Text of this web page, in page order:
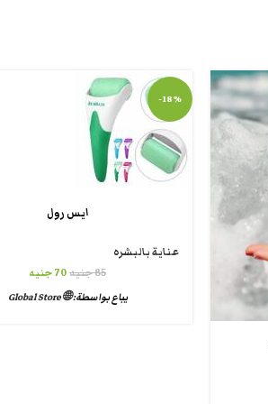
-18%
ايس رول
عناية بالبشره
85جنيه70جنيه
يباع بواسطة:🌐 Global Store